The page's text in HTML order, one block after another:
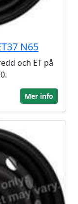
N65
och ET på
Mer info